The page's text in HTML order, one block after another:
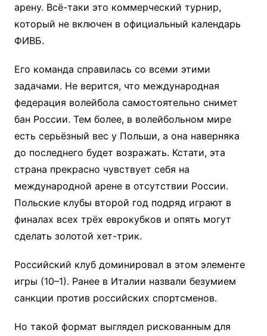
арену. Всё-таки это коммерческий турнир,
который не включен в официальный календарь
ФИВБ.
Его команда справилась со всеми этими
задачами. Не верится, что международная
федерация волейбола самостоятельно снимет
бан России. Тем более, в волейбольном мире
есть серьёзный вес у Польши, а она наверняка
до последнего будет возражать. Кстати, эта
страна прекрасно чувствует себя на
международной арене в отсутствии России.
Польские клубы второй год подряд играют в
финалах всех трёх еврокубков и опять могут
сделать золотой хет-трик.
Российский клуб доминировал в этом элементе
игры (10–1). Ранее в Италии назвали безумием
санкции против российских спортсменов.
Но такой формат выглядел рискованным для